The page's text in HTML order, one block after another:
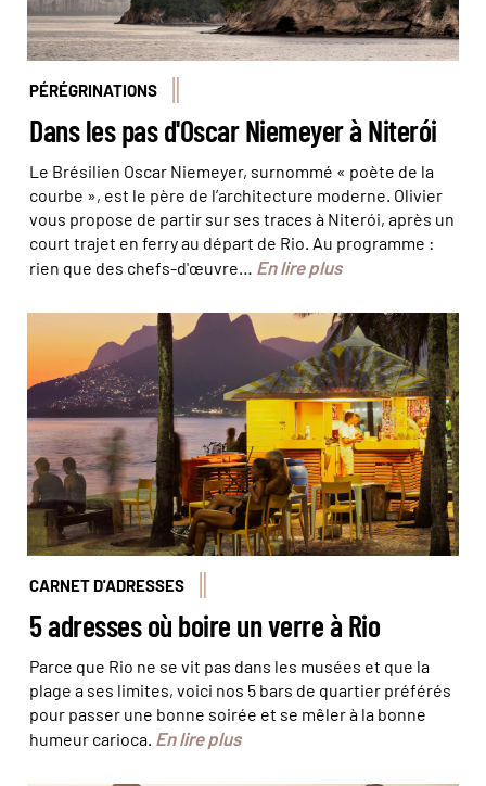
PÉRÉGRINATIONS
Dans les pas d'Oscar Niemeyer à Niterói
Le Brésilien Oscar Niemeyer, surnommé « poète de la
courbe », est le père de l’architecture moderne. Olivier
vous propose de partir sur ses traces à Niterói, après un
court trajet en ferry au départ de Rio. Au programme :
rien que des chefs-d'œuvre… En lire plus
Bar de plage à Ipanema © Jon Arnold Images/Hemis
CARNET D'ADRESSES
5 adresses où boire un verre à Rio
Parce que Rio ne se vit pas dans les musées et que la
plage a ses limites, voici nos 5 bars de quartier préférés
pour passer une bonne soirée et se mêler à la bonne
humeur carioca. En lire plus